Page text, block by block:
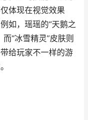
体现在视觉效果
如，瑶瑶的“天鹅之
“冰雪精灵”皮肤则
给玩家不一样的游